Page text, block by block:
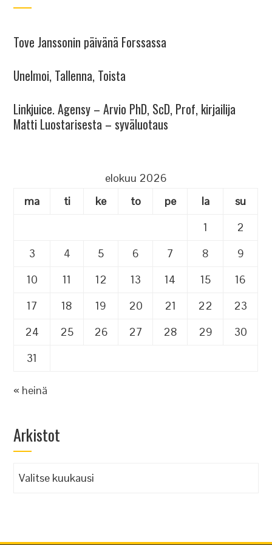
Tove Janssonin päivänä Forssassa
Unelmoi, Tallenna, Toista
Linkjuice. Agensy – Arvio PhD, ScD, Prof, kirjailija
Matti Luostarisesta – syväluotaus
elokuu 2026
ma
ti ke to pe la
su
1
2
3
4 5 6 7 8
9
10
11 12 13 14 15
16
17
18 19 20 21 22
23
24
25 26 27 28 29
30
31
« heinä
Arkistot
Arkistot